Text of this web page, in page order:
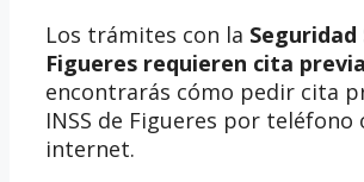
Los trámites con la Seguridad
Figueres requieren cita previa
encontrarás cómo pedir cita
INSS de Figueres por teléfono
internet.